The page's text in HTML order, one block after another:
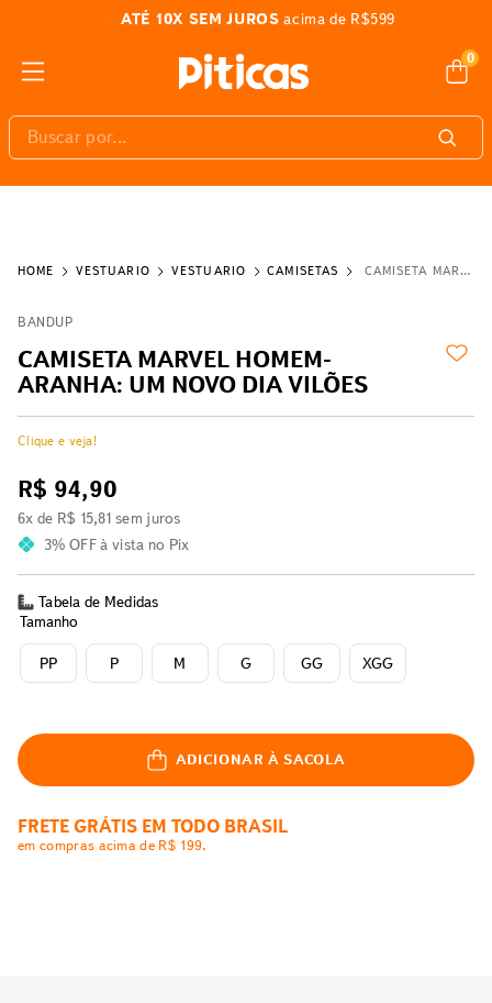
ATÉ 10X SEM JUROS acima de R$599
0
Buscar por...
VESTUÁRIO VESTUÁRIO CAMISETAS CAMISETA MARVEL HOMEM-ARANHA: UM NOVO DIA VILÕES
BANDUP
CAMISETA MARVEL HOMEM-
ARANHA: UM NOVO DIA VILÕES
Clique e veja!
R$ 94,90
6x de R$ 15,81 sem juros
3% OFFà vista no Pix
Tabela de Medidas
Tamanho
P
PP G
M GG XGG
ADICIONAR À SACOLA
FRETE GRÁTIS EM TODO BRASIL
em compras acima de R$ 199.